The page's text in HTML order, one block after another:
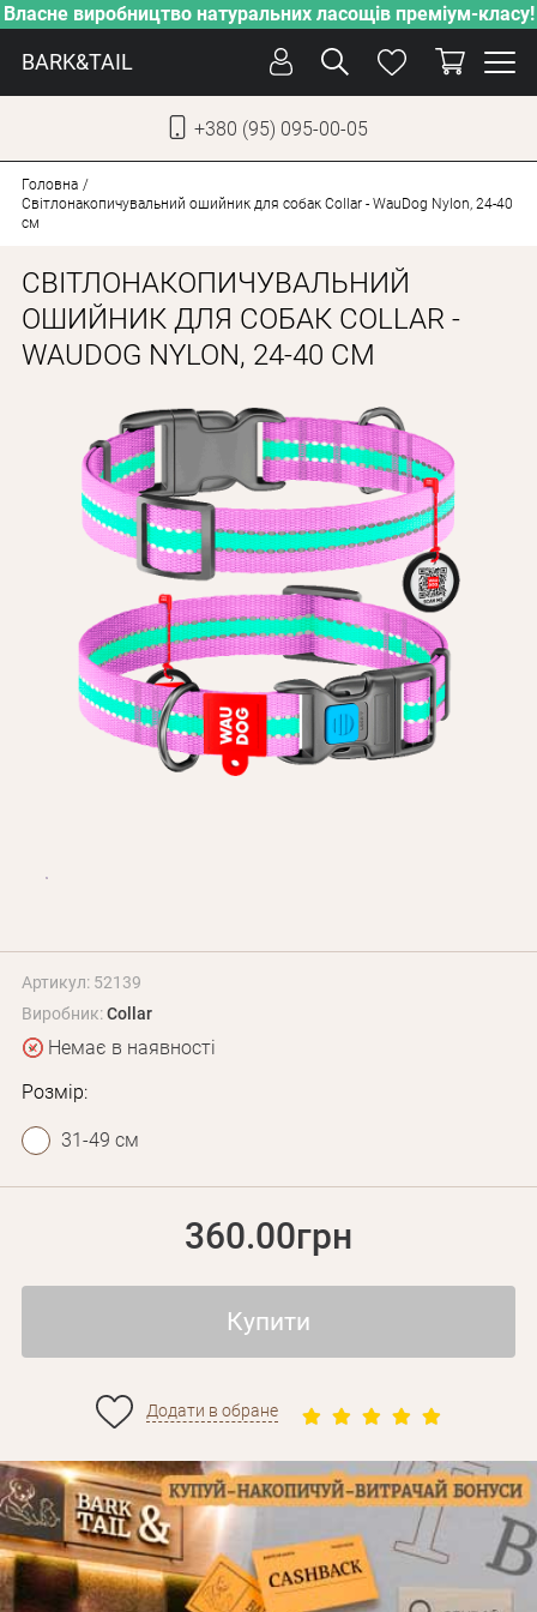
Власне виробництво натуральних ласощів преміум-класу!
BARK&TAIL
+380 (95) 095-00-05
КОТИ
ВІД СПЕКИ
ВЛАСНЕ ВИРОБНИЦТВО
НОВИНКИ
АКЦІЇ
БЛОГ
Оплата і доставка
Програма лояльності
Про Нас
Оптовим клієнтам
Контакти
+380 (95) 095-00-05
Головна
Світлонакопичувальний ошийник для собак Collar - WauDog Nylon, 24-40
см
СВІТЛОНАКОПИЧУВАЛЬНИЙ
ОШИЙНИК ДЛЯ СОБАК COLLAR -
WAUDOG NYLON, 24-40 СМ
Артикул: 52139
Виробник:Collar
Немає в наявності
Розмір:
31-49 см
360.00грн
Купити
Додати в обране
Особисті дані